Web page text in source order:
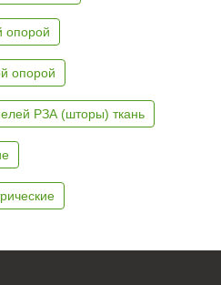
опорой
опорой
РЗА (шторы) ткань